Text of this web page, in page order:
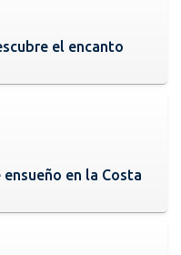
el encanto
en la Costa